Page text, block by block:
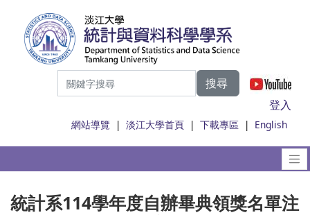
搜尋
登入
網站導覽 |淡江大學首頁 |下載專區 | English
統計系114學年度自辦畢典領獎名單注